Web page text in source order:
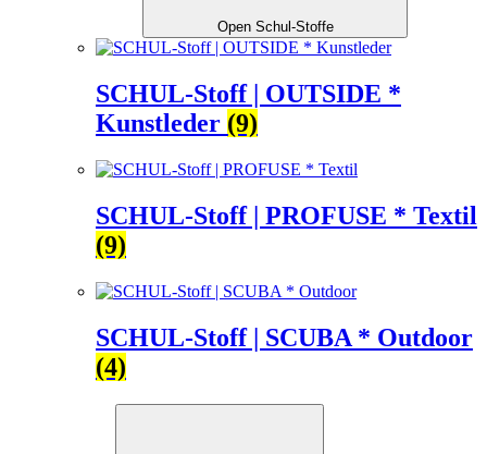
Open Schul-Stoffe
SCHUL-Stoff | OUTSIDE *
Kunstleder (9)
SCHUL-Stoff | PROFUSE * Textil
(9)
SCHUL-Stoff | SCUBA * Outdoor
(4)